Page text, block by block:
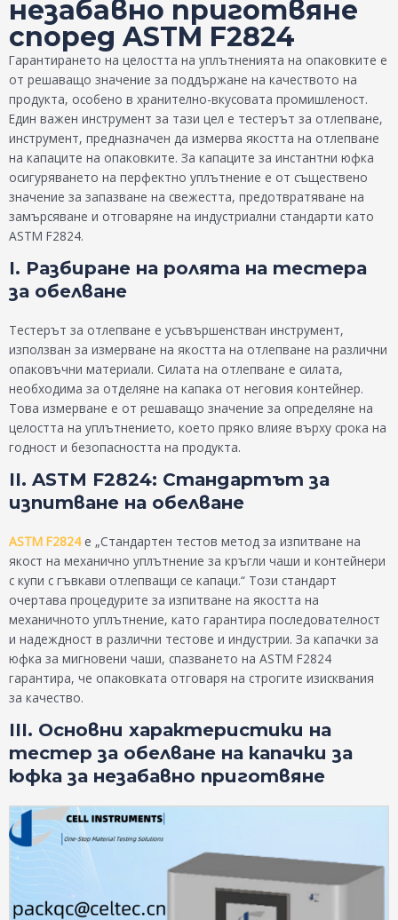
незабавно приготвяне
според ASTM F2824
Гарантирането на целостта на уплътненията на опаковките е
от решаващо значение за поддържане на качеството на
продукта, особено в хранително-вкусовата промишленост.
Един важен инструмент за тази цел е тестерът за отлепване,
инструмент, предназначен да измерва якостта на отлепване
на капаците на опаковките. За капаците за инстантни юфка
осигуряването на перфектно уплътнение е от съществено
значение за запазване на свежестта, предотвратяване на
замърсяване и отговаряне на индустриални стандарти като
ASTM F2824.
I. Разбиране на ролята на тестера
за обелване
Тестерът за отлепване е усъвършенстван инструмент,
използван за измерване на якостта на отлепване на различни
опаковъчни материали. Силата на отлепване е силата,
необходима за отделяне на капака от неговия контейнер.
Това измерване е от решаващо значение за определяне на
целостта на уплътнението, което пряко влияе върху срока на
годност и безопасността на продукта.
II. ASTM F2824: Стандартът за
изпитване на обелване
ASTM F2824е „Стандартен тестов метод за изпитване на
якост на механично уплътнение за кръгли чаши и контейнери
с купи с гъвкави отлепващи се капаци.“ Този стандарт
очертава процедурите за изпитване на якостта на
механичното уплътнение, като гарантира последователност
и надеждност в различни тестове и индустрии. За капачки за
юфка за мигновени чаши, спазването на ASTM F2824
гарантира, че опаковката отговаря на строгите изисквания
за качество.
III. Основни характеристики на
тестер за обелване на капачки за
юфка за незабавно приготвяне